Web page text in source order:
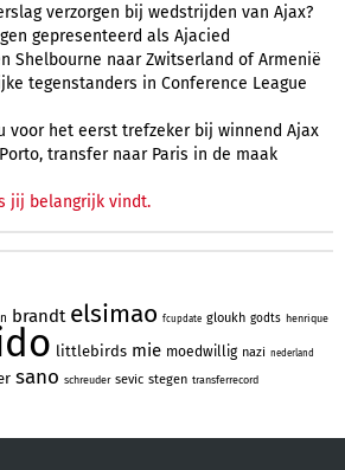
verzorgen bij wedstrijden van Ajax?
gepresenteerd als Ajacied
Shelbourne naar Zwitserland of Armenië
tegenstanders in Conference League
voor het eerst trefzeker bij winnend Ajax
transfer naar Paris in de maak
jij belangrijk vindt.
brandt elsimao fcupdate gloukh godts henrique
littlebirds mie moedwillig nazi nederland
sano schreuder sevic stegen transferrecord